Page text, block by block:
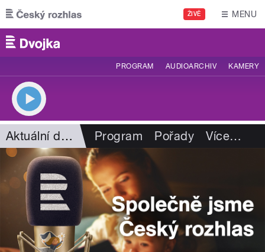
Přejít k hlavnímu obsahu
ŽIVĚ MENU
PROGRAM AUDIOARCHIV KAMERY
Aktuální dění Program Pořady Více…